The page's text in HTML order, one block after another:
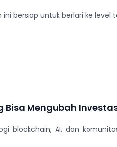
bersiap untuk berlari ke level
Bisa Mengubah
blockchain, AI, dan